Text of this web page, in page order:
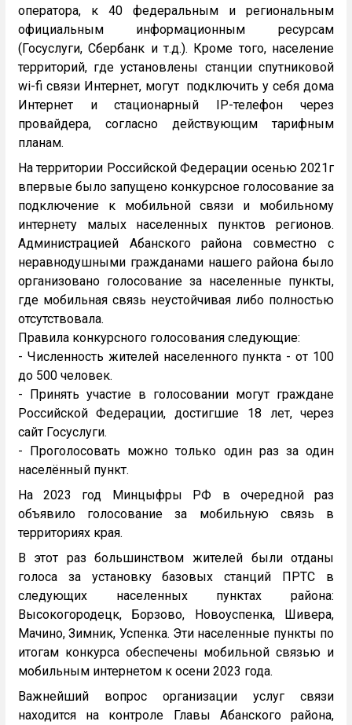
оператора, к 40 федеральным и региональным
официальным информационным ресурсам
(Госуслуги, Сбербанк и т.д.). Кроме того, население
территорий, где установлены станции спутниковой
wi-fi связи Интернет, могут подключить у себя дома
Интернет и стационарный IP-телефон через
провайдера, согласно действующим тарифным
планам.
На территории Российской Федерации осенью 2021г
впервые было запущено конкурсное голосование за
подключение к мобильной связи и мобильному
интернету малых населенных пунктов регионов.
Администрацией Абанского района совместно с
неравнодушными гражданами нашего района было
организовано голосование за населенные пункты,
где мобильная связь неустойчивая либо полностью
отсутствовала.
Правила конкурсного голосования следующие:
- Численность жителей населенного пункта - от 100
до 500 человек.
- Принять участие в голосовании могут граждане
Российской Федерации, достигшие 18 лет, через
сайт Госуслуги.
- Проголосовать можно только один раз за один
населённый пункт.
На 2023 год Минцыфры РФ в очередной раз
объявило голосование за мобильную связь в
территориях края.
В этот раз большинством жителей были отданы
голоса за установку базовых станций ПРТС в
следующих населенных пунктах района:
Высокогородецк, Борзово, Новоуспенка, Шивера,
Мачино, Зимник, Успенка. Эти населенные пункты по
итогам конкурса обеспечены мобильной связью и
мобильным интернетом к осени 2023 года.
Важнейший вопрос организации услуг связи
находится на контроле Главы Абанского района,